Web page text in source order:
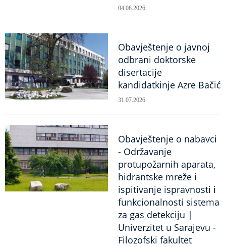
04.08.2026.
Obavještenje o javnoj
odbrani doktorske
disertacije
kandidatkinje Azre Bačić
31.07.2026.
Obavještenje o nabavci
- Održavanje
protupožarnih aparata,
hidrantske mreže i
ispitivanje ispravnosti i
funkcionalnosti sistema
za gas detekciju |
Univerzitet u Sarajevu -
Filozofski fakultet